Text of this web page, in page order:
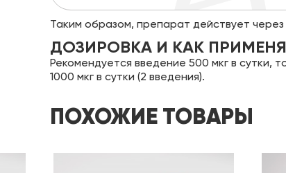
Таким образом, препарат действует
ДОЗИРОВКА И КАК
Рекомендуется введение 500 мкг в сутки,
1000 мкг в сутки (2 введения).
ПОХОЖИЕ ТОВАРЫ